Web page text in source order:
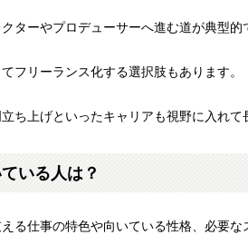
ターやプロデューサーへ進む道が典型的
フリーランス化する選択肢もあります。
ち上げといったキャリアも視野に入れて
いる人は？
る仕事の特色や向いている性格、必要な